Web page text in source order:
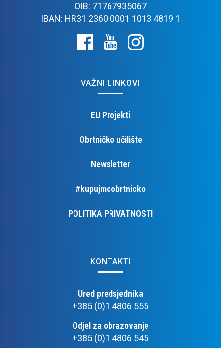
OIB: 71767935067
IBAN: HR31 2360 0001 1013 4819 1
VAŽNI LINKOVI
EU Projekti
Obrtničko učilište
Newsletter
#kupujmoobrtnicko
POLITIKA PRIVATNOSTI
KONTAKTI
Ured predsjednika
+385 (0)1 4806 555
Odjel za obrazovanje
+385 (0)1 4806 545